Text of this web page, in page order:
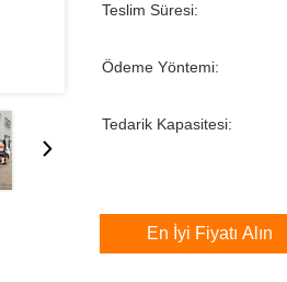
Teslim Süresi:
Ödeme Yöntemi:
Tedarik Kapasitesi:
En İyi Fiyatı Alın